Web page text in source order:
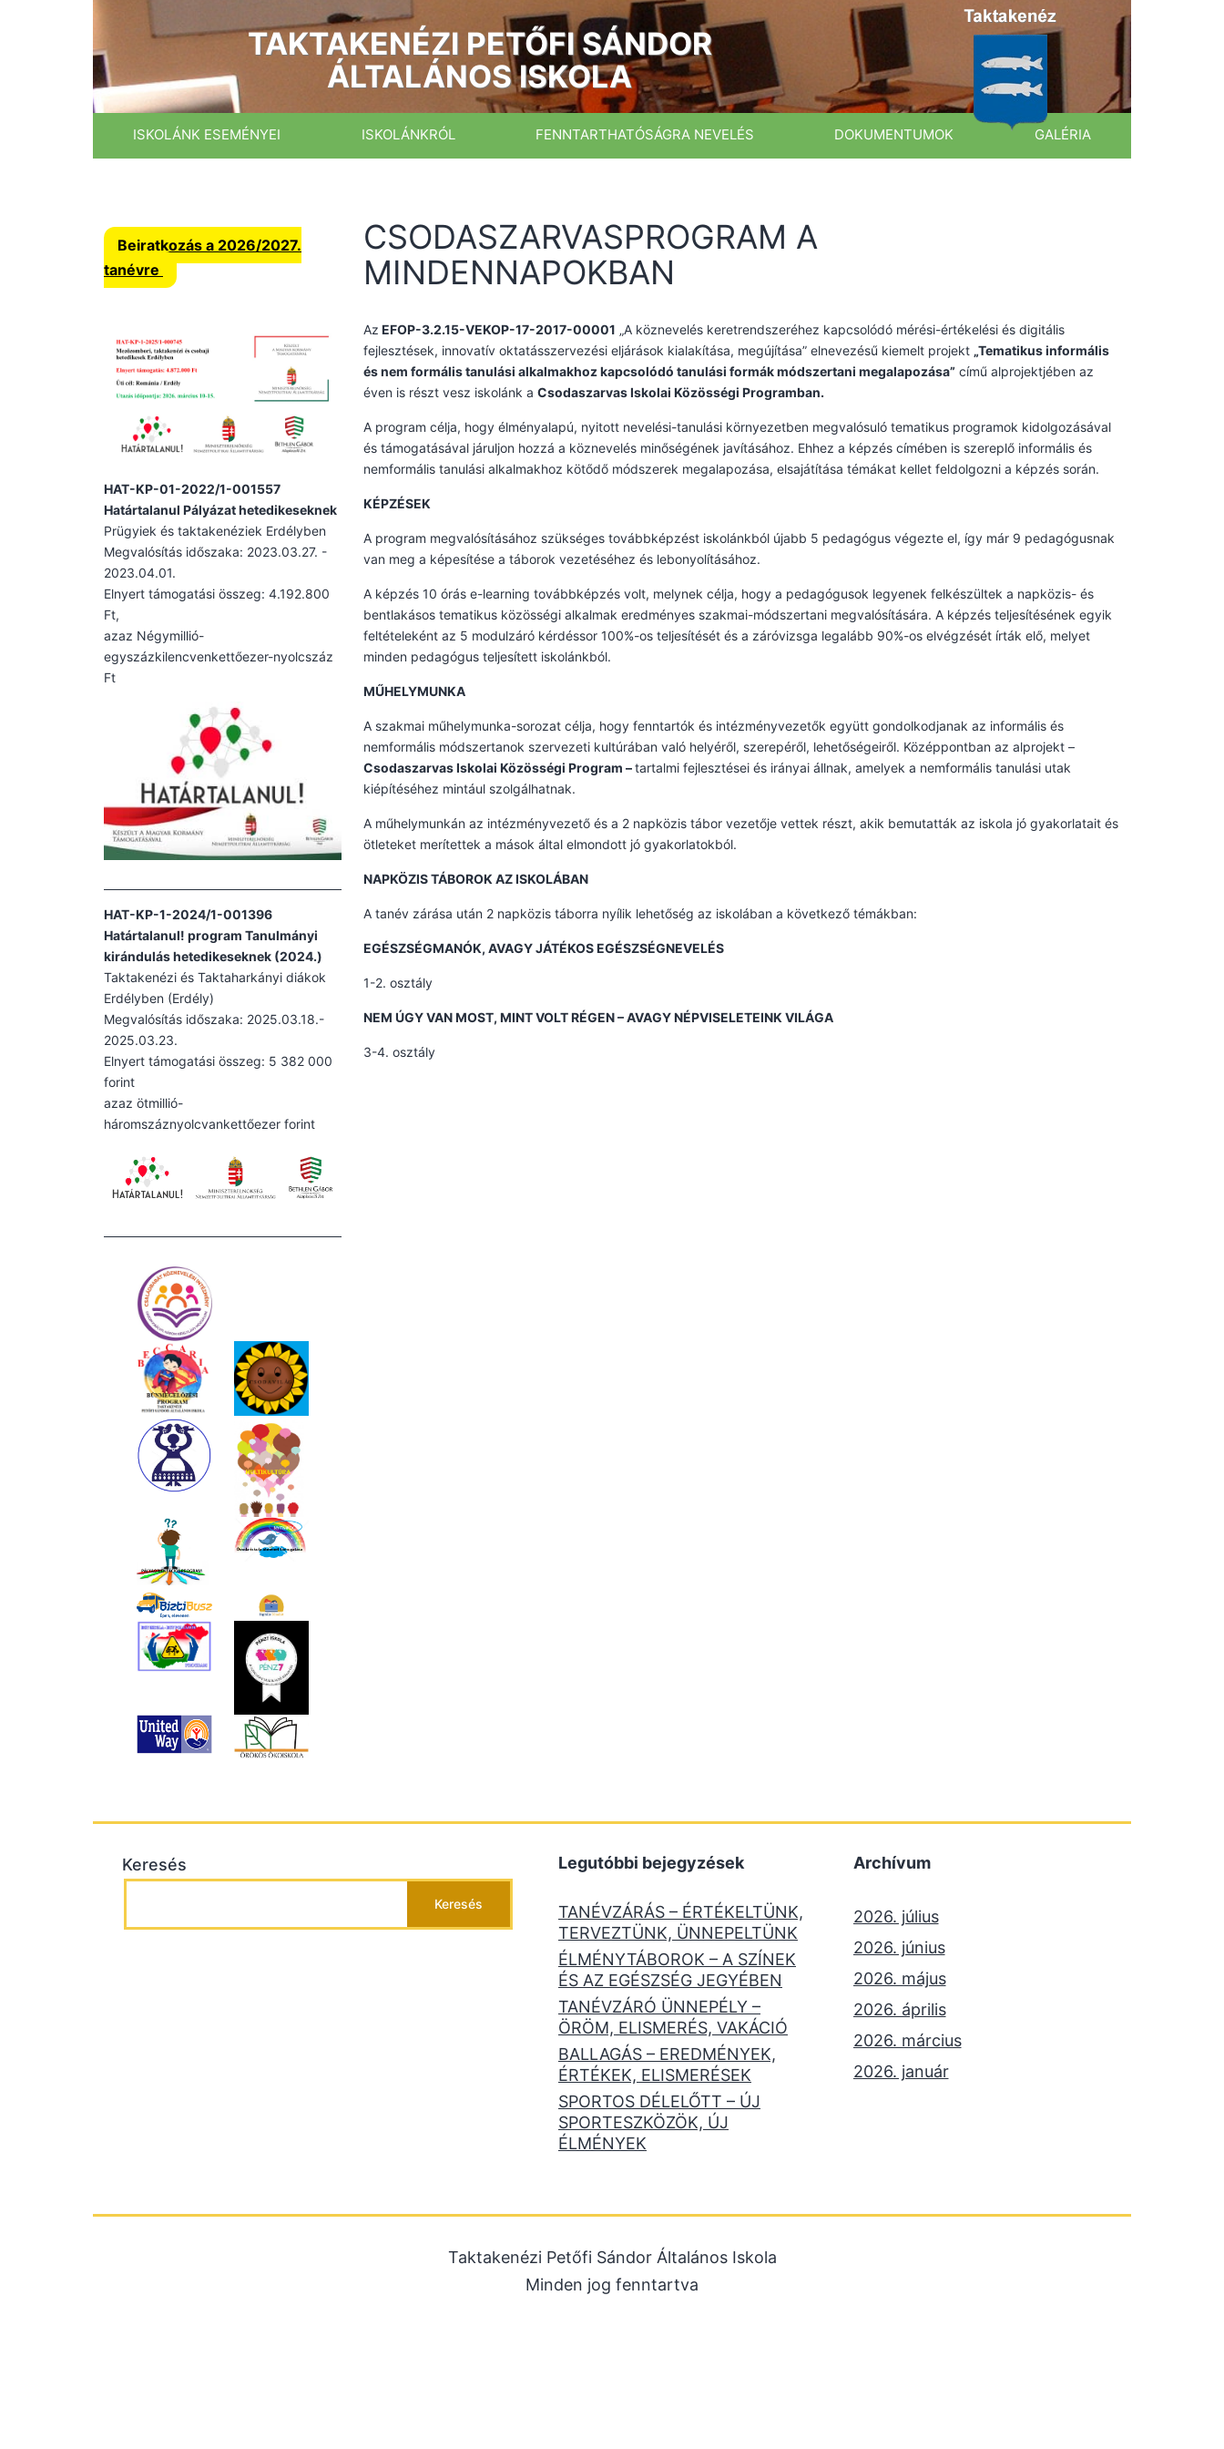
TAKTAKENÉZI PETŐFI SÁNDOR
ÁLTALÁNOS ISKOLA
ISKOLÁNK ESEMÉNYEI ISKOLÁNKRÓL FENNTARTHATÓSÁGRA NEVELÉS DOKUMENTUMOK GALÉRIA
Beiratkozás a 2026/2027.
tanévre
HAT-KP-01-2022/1-001557
Határtalanul Pályázat hetedikeseknek
Prügyiek és taktakenéziek Erdélyben
Megvalósítás időszaka: 2023.03.27. -
2023.04.01.
Elnyert támogatási összeg: 4.192.800
Ft,
azaz Négymillió-
egyszázkilencvenkettőezer-nyolcszáz
Ft
HAT-KP-1-2024/1-001396
Határtalanul! program Tanulmányi
kirándulás hetedikeseknek (2024.)
Taktakenézi és Taktaharkányi diákok
Erdélyben (Erdély)
Megvalósítás időszaka: 2025.03.18.-
2025.03.23.
Elnyert támogatási összeg: 5 382 000
forint
azaz ötmillió-
háromszáznyolcvankettőezer forint
CSODASZARVASPROGRAM A
MINDENNAPOKBAN
Az EFOP-3.2.15-VEKOP-17-2017-00001 „A köznevelés keretrendszeréhez kapcsolódó mérési-értékelési és digitális
fejlesztések, innovatív oktatásszervezési eljárások kialakítása, megújítása” elnevezésű kiemelt projekt „Tematikus informális
és nem formális tanulási alkalmakhoz kapcsolódó tanulási formák módszertani megalapozása” című alprojektjében az
éven is részt vesz iskolánk a Csodaszarvas Iskolai Közösségi Programban.
A program célja, hogy élményalapú, nyitott nevelési-tanulási környezetben megvalósuló tematikus programok kidolgozásával
és támogatásával járuljon hozzá a köznevelés minőségének javításához. Ehhez a képzés címében is szereplő informális és
nemformális tanulási alkalmakhoz kötődő módszerek megalapozása, elsajátítása témákat kellet feldolgozni a képzés során.
KÉPZÉSEK
A program megvalósításához szükséges továbbképzést iskolánkból újabb 5 pedagógus végezte el, így már 9 pedagógusnak
van meg a képesítése a táborok vezetéséhez és lebonyolításához.
A képzés 10 órás e-learning továbbképzés volt, melynek célja, hogy a pedagógusok legyenek felkészültek a napközis- és
bentlakásos tematikus közösségi alkalmak eredményes szakmai-módszertani megvalósítására. A képzés teljesítésének egyik
feltételeként az 5 modulzáró kérdéssor 100%-os teljesítését és a záróvizsga legalább 90%-os elvégzését írták elő, melyet
minden pedagógus teljesített iskolánkból.
MŰHELYMUNKA
A szakmai műhelymunka-sorozat célja, hogy fenntartók és intézményvezetők együtt gondolkodjanak az informális és
nemformális módszertanok szervezeti kultúrában való helyéről, szerepéről, lehetőségeiről. Középpontban az alprojekt –
Csodaszarvas Iskolai Közösségi Program –tartalmi fejlesztései és irányai állnak, amelyek a nemformális tanulási utak
kiépítéséhez mintául szolgálhatnak.
A műhelymunkán az intézményvezető és a 2 napközis tábor vezetője vettek részt, akik bemutatták az iskola jó gyakorlatait és
ötleteket merítettek a mások által elmondott jó gyakorlatokból.
NAPKÖZIS TÁBOROK AZ ISKOLÁBAN
A tanév zárása után 2 napközis táborra nyílik lehetőség az iskolában a következő témákban:
EGÉSZSÉGMANÓK, AVAGY JÁTÉKOS EGÉSZSÉGNEVELÉS
1-2. osztály
NEM ÚGY VAN MOST, MINT VOLT RÉGEN – AVAGY NÉPVISELETEINK VILÁGA
3-4. osztály
Keresés
Keresés
Legutóbbi bejegyzések
TANÉVZÁRÁS – ÉRTÉKELTÜNK,
TERVEZTÜNK, ÜNNEPELTÜNK
ÉLMÉNYTÁBOROK – A SZÍNEK
ÉS AZ EGÉSZSÉG JEGYÉBEN
TANÉVZÁRÓ ÜNNEPÉLY –
ÖRÖM, ELISMERÉS, VAKÁCIÓ
BALLAGÁS – EREDMÉNYEK,
ÉRTÉKEK, ELISMERÉSEK
SPORTOS DÉLELŐTT – ÚJ
SPORTESZKÖZÖK, ÚJ
ÉLMÉNYEK
Archívum
2026. július
2026. június
2026. május
2026. április
2026. március
2026. január
Taktakenézi Petőfi Sándor Általános Iskola
Minden jog fenntartva